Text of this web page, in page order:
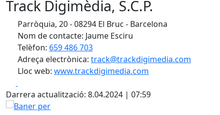
Track Digimèdia, S.C.P.
Parròquia, 20 - 08294 El Bruc - Barcelona
Nom de contacte: Jaume Esciru
Telèfon: 659 486 703
Adreça electrònica: track@trackdigimedia.com
Lloc web: www.trackdigimedia.com
Darrera actualització: 8.04.2024 | 07:59